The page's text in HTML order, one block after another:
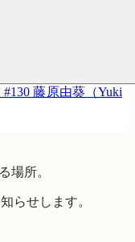
藤原由葵（Yuki
場所。
らせします。